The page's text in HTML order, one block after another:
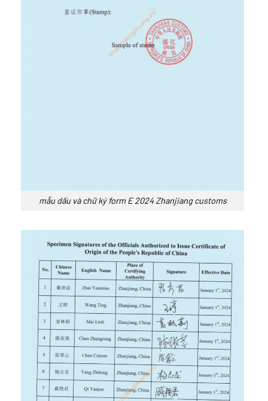
mẫu dấu và chữ ký form E 2024 Zhanjiang customs